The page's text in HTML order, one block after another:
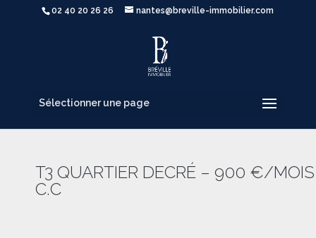
02 40 20 26 26 nantes@breville-immobilier.com
Sélectionner une page
T3 QUARTIER DECRÉ – 900 €/MOIS
C.C